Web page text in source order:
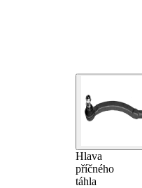
Hlava
příčného
táhla